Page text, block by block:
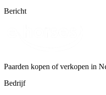
Bericht
Paarden kopen of verkopen in
Bedrijf